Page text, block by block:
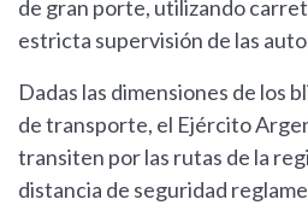
de gran porte, utilizando
estricta supervisión de las
Dadas las dimensiones de los
de transporte, el Ejército
transiten por las rutas de la
distancia de seguridad